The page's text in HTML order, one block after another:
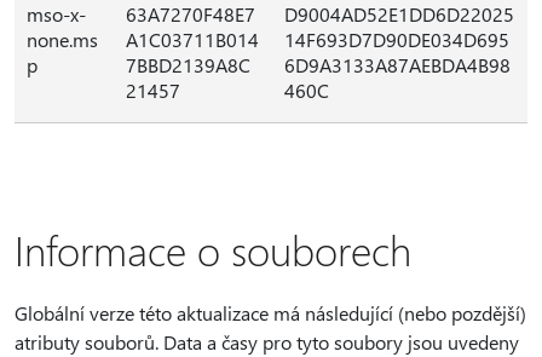
mso-x-
none.ms
p
63A7270F48E7
A1C03711B014
7BBD2139A8C
21457
D9004AD52E1DD6D22025
14F693D7D90DE034D695
6D9A3133A87AEBDA4B98
460C
Informace o souborech
Globální verze této aktualizace má následující (nebo pozdější)
atributy souborů. Data a časy pro tyto soubory jsou uvedeny